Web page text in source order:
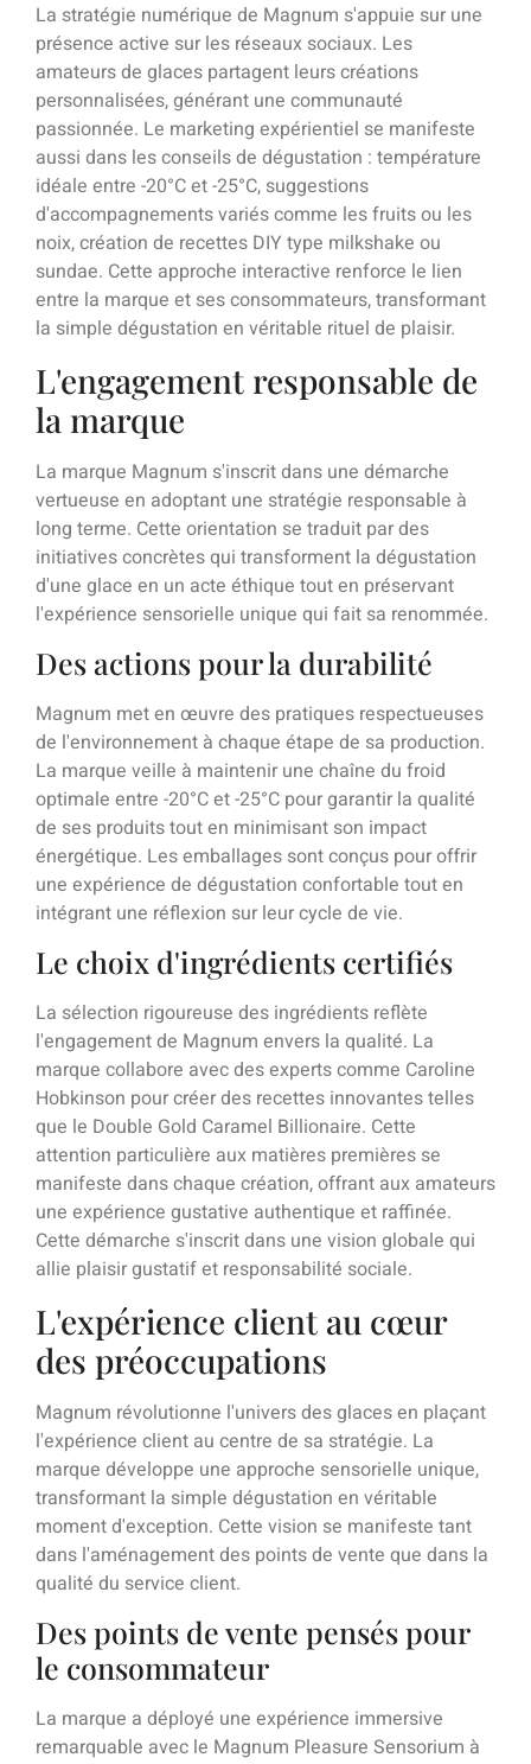
La stratégie numérique de Magnum s'appuie sur une
présence active sur les réseaux sociaux. Les
amateurs de glaces partagent leurs créations
personnalisées, générant une communauté
passionnée. Le marketing expérientiel se manifeste
aussi dans les conseils de dégustation : température
idéale entre -20°C et -25°C, suggestions
d'accompagnements variés comme les fruits ou les
noix, création de recettes DIY type milkshake ou
sundae. Cette approche interactive renforce le lien
entre la marque et ses consommateurs, transformant
la simple dégustation en véritable rituel de plaisir.
L'engagement responsable de
la marque
La marque Magnum s'inscrit dans une démarche
vertueuse en adoptant une stratégie responsable à
long terme. Cette orientation se traduit par des
initiatives concrètes qui transforment la dégustation
d'une glace en un acte éthique tout en préservant
l'expérience sensorielle unique qui fait sa renommée.
Des actions pour la durabilité
Magnum met en œuvre des pratiques respectueuses
de l'environnement à chaque étape de sa production.
La marque veille à maintenir une chaîne du froid
optimale entre -20°C et -25°C pour garantir la qualité
de ses produits tout en minimisant son impact
énergétique. Les emballages sont conçus pour offrir
une expérience de dégustation confortable tout en
intégrant une réflexion sur leur cycle de vie.
Le choix d'ingrédients certifiés
La sélection rigoureuse des ingrédients reflète
l'engagement de Magnum envers la qualité. La
marque collabore avec des experts comme Caroline
Hobkinson pour créer des recettes innovantes telles
que le Double Gold Caramel Billionaire. Cette
attention particulière aux matières premières se
manifeste dans chaque création, offrant aux amateurs
une expérience gustative authentique et raffinée.
Cette démarche s'inscrit dans une vision globale qui
allie plaisir gustatif et responsabilité sociale.
L'expérience client au cœur
des préoccupations
Magnum révolutionne l'univers des glaces en plaçant
l'expérience client au centre de sa stratégie. La
marque développe une approche sensorielle unique,
transformant la simple dégustation en véritable
moment d'exception. Cette vision se manifeste tant
dans l'aménagement des points de vente que dans la
qualité du service client.
Des points de vente pensés pour
le consommateur
La marque a déployé une expérience immersive
remarquable avec le Magnum Pleasure Sensorium à